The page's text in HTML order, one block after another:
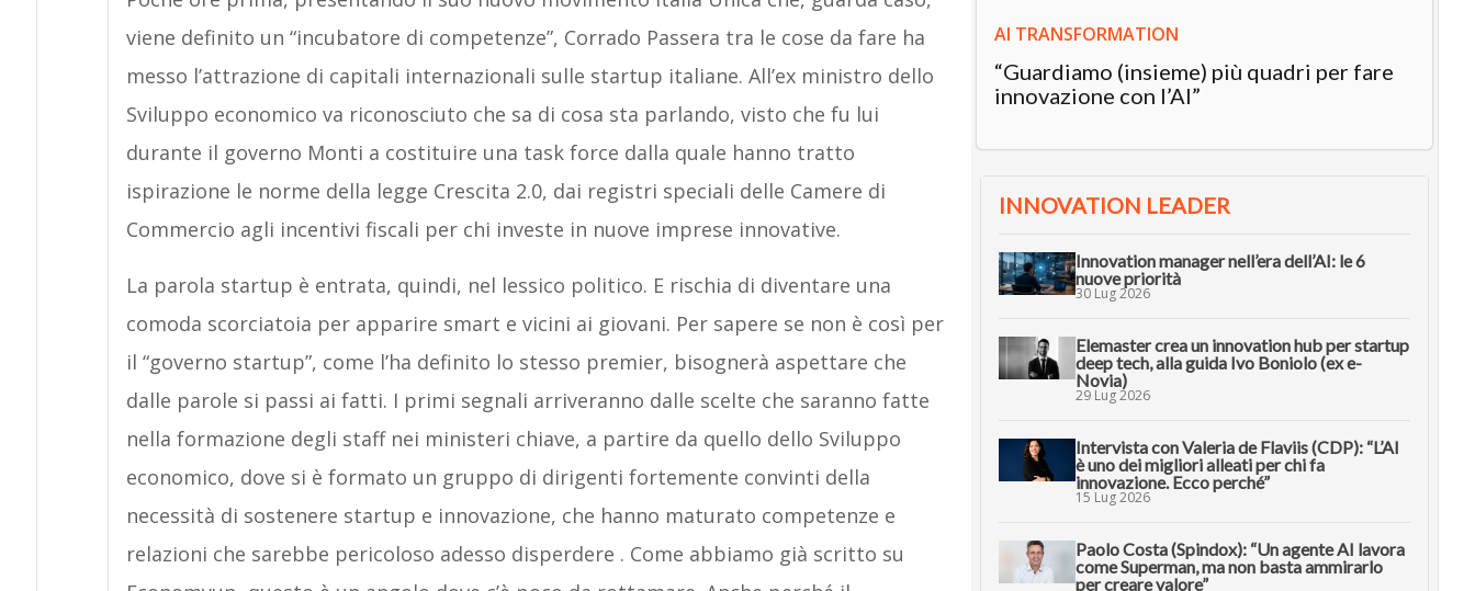
viene definito un “incubatore di competenze”, Corrado Passera tra le cose da fare ha
messo l’attrazione di capitali internazionali sulle startup italiane. All’ex ministro dello
Sviluppo economico va riconosciuto che sa di cosa sta parlando, visto che fu lui
durante il governo Monti a costituire una task force dalla quale hanno tratto
ispirazione le norme della legge Crescita 2.0, dai registri speciali delle Camere di
Commercio agli incentivi fiscali per chi investe in nuove imprese innovative.
La parola startup è entrata, quindi, nel lessico politico. E rischia di diventare una
comoda scorciatoia per apparire smart e vicini ai giovani. Per sapere se non è così per
il “governo startup”, come l’ha definito lo stesso premier, bisognerà aspettare che
dalle parole si passi ai fatti. I primi segnali arriveranno dalle scelte che saranno fatte
nella formazione degli staff nei ministeri chiave, a partire da quello dello Sviluppo
economico, dove si è formato un gruppo di dirigenti fortemente convinti della
necessità di sostenere startup e innovazione, che hanno maturato competenze e
relazioni che sarebbe pericoloso adesso disperdere . Come abbiamo già scritto su
AI TRANSFORMATION
“Guardiamo (insieme) più quadri per fare
innovazione con l’AI”
INNOVATION LEADER
Innovation manager nell’era dell’AI: le 6
nuove priorità
30 Lug 2026
Elemaster crea un innovation hub per startup
deep tech, alla guida Ivo Boniolo (ex e-
Novia)
29 Lug 2026
Intervista con Valeria de Flaviis (CDP): “L’AI
è uno dei migliori alleati per chi fa
innovazione. Ecco perché”
15 Lug 2026
Paolo Costa (Spindox): “Un agente AI lavora
come Superman, ma non basta ammirarlo
per creare valore”